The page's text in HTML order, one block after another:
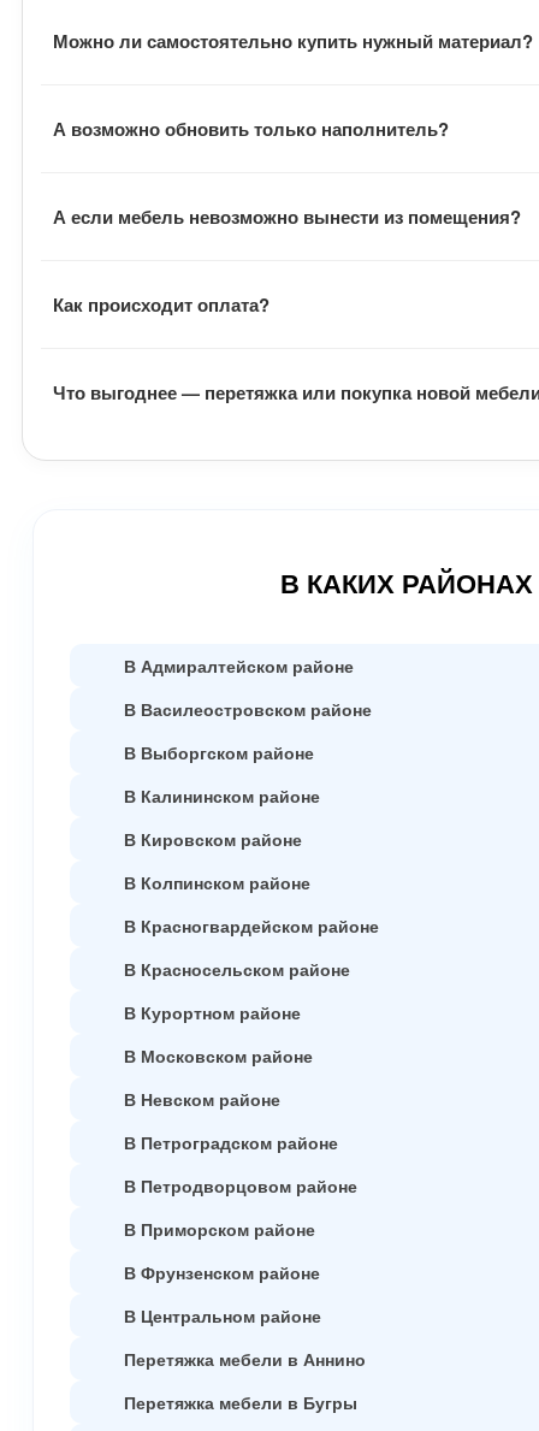
В зависимости от пожеланий заказчика, мастера
Можно ли самостоятельно купить нужный материал?
Заказчик может при желании самостоятельно купить
А возможно обновить только наполнитель?
Наши сотрудники выполняют все виды работ по
А если мебель невозможно вынести из помещения?
Если мебель невозможно вынести из помещения,
Как происходит оплата?
После подписания документов, заказчик вносит
Что выгоднее — перетяжка или покупка новой
В КАКИХ
В Адмиралтейском районе
В Василеостровском районе
В Выборгском районе
В Калининском районе
В Кировском районе
В Колпинском районе
В Красногвардейском районе
В Красносельском районе
В Курортном районе
В Московском районе
В Невском районе
В Петроградском районе
В Петродворцовом районе
В Приморском районе
В Фрунзенском районе
В Центральном районе
Перетяжка мебели в Аннино
Перетяжка мебели в Бугры